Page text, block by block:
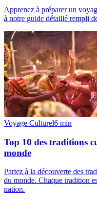
Apprenez à préparer un
à notre guide détaillé rempli
Voyage Culturel6 min
Top 10 des traditions
monde
Partez à la découverte des
du monde. Chaque tradition
nation.